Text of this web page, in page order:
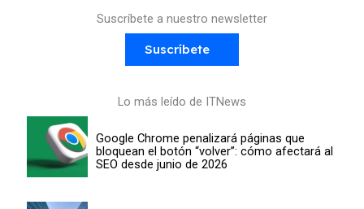
Suscríbete a nuestro newsletter
Suscríbete
Lo más leído de ITNews
Google Chrome penalizará páginas que
bloquean el botón “volver”: cómo afectará al
SEO desde junio de 2026